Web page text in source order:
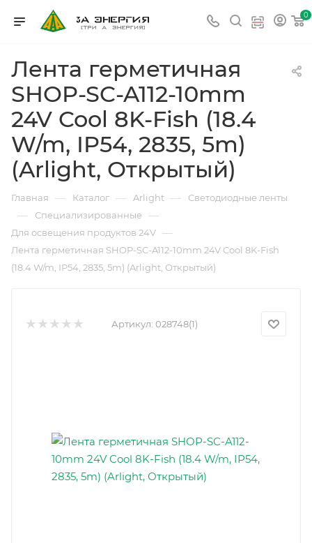
0
Лента герметичная
SHOP-SC-A112-10mm
24V Cool 8K-Fish (18.4
W/m, IP54, 2835, 5m)
(Arlight, Открытый)
Главная — Каталог — Arlight — Светодиодные ленты
— Специализированные —
Для освещения продуктов 24V —
Лента герметичная SHOP-SC-A112-10mm 24V Cool 8K-Fish
(18.4 W/m, IP54, 2835, 5m) (Arlight, Открытый)
Артикул: 028748(1)